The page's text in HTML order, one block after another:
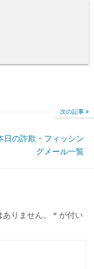
次の記事
日の詐欺・フィッシン
グメール一覧
りません。 * が付い